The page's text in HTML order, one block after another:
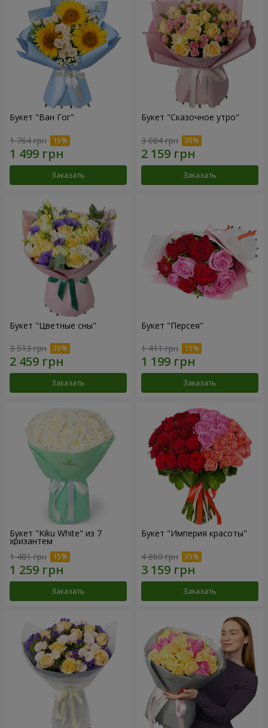
Букет "Ван Гог"
1 764 грн
Заказать
Букет "Сказочное утро"
3 084 грн
Заказать
Букет "Цветные сны"
3 513 грн
Заказать
Букет "Персея"
1 411 грн
Заказать
Букет "Kiku White" из 7
хризантем
1 481 грн
Заказать
Букет "Империя красоты"
4 860 грн
Заказать